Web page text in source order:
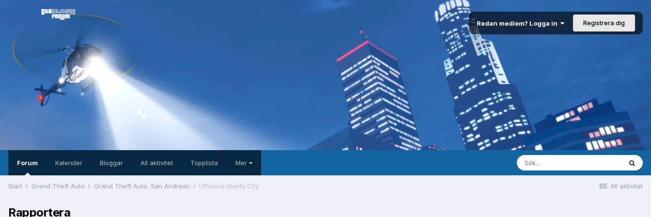
Redan medlem? Logga in Registrera dig
Forum Kalender Bloggar All aktivitet Topplista Mer
All aktivitet
Start Grand Theft Auto Grand Theft Auto: San Andreas Utforksa liberty City
Rapportera